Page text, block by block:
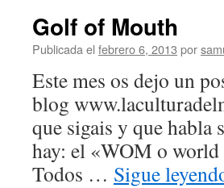
Golf of Mouth
Publicada el febrero 6, 2013 por
Este mes os dejo un
blog
que sigais y que habla
hay: el «WOM o
Todos … Sigue